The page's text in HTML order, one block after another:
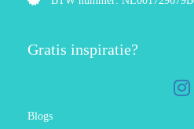
Gratis inspiratie?
Blogs